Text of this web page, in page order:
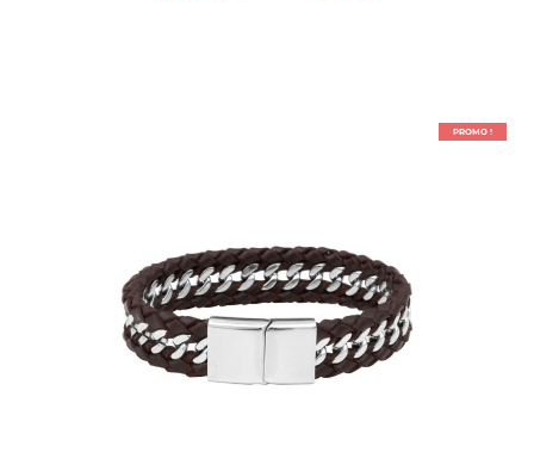
PROMO !